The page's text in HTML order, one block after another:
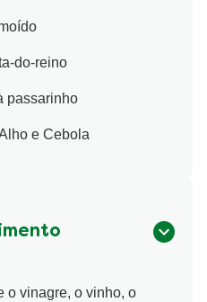
do-reino
passarinho
e Cebola
o vinagre, o vinho, o